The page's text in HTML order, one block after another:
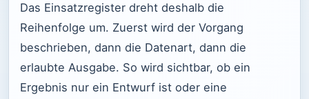
Das Einsatzregister dreht deshalb die
Reihenfolge um. Zuerst wird der Vorgang
beschrieben, dann die Datenart, dann die
erlaubte Ausgabe. So wird sichtbar, ob ein
Ergebnis nur ein Entwurf ist oder eine